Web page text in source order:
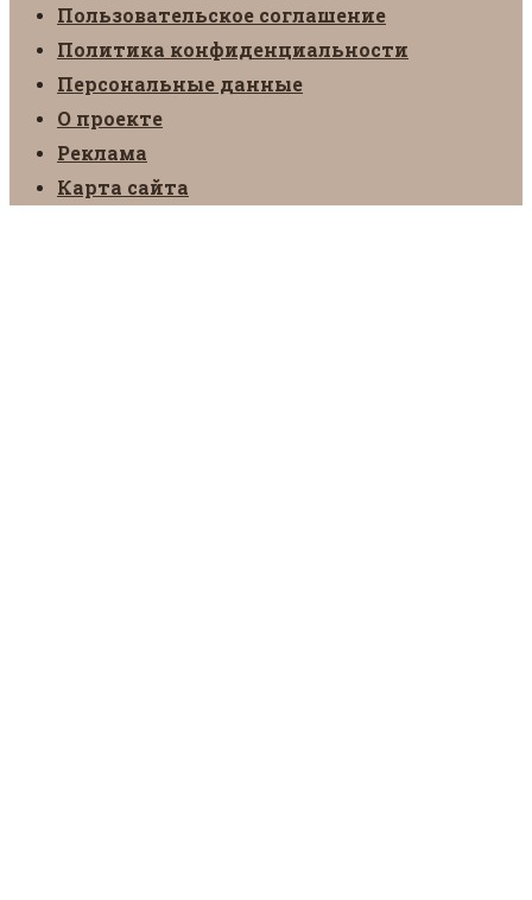
Пользовательское соглашение
Политика конфиденциальности
Персональные данные
О проекте
Реклама
Карта сайта